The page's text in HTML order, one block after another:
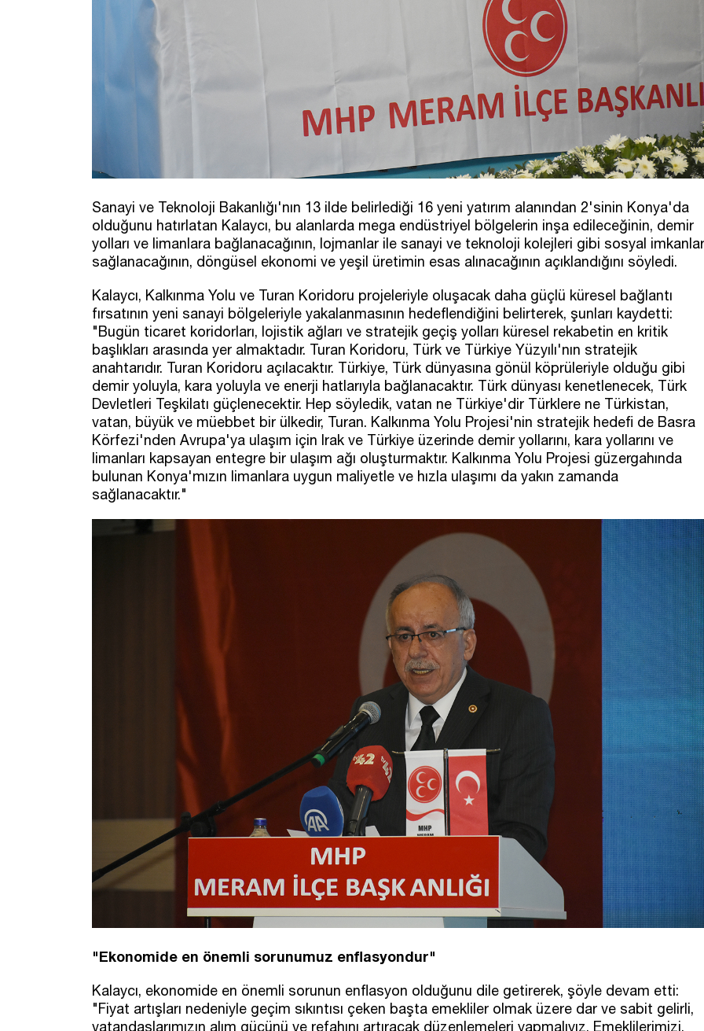
Sanayi ve Teknoloji Bakanlığı'nın 13 ilde belirlediği 16 yeni yatırım alanından 2'sinin Konya'da
olduğunu hatırlatan Kalaycı, bu alanlarda mega endüstriyel bölgelerin inşa edileceğinin, demir
yolları ve limanlara bağlanacağının, lojmanlar ile sanayi ve teknoloji kolejleri gibi sosyal imkanlar
sağlanacağının, döngüsel ekonomi ve yeşil üretimin esas alınacağının açıklandığını söyledi.
Kalaycı, Kalkınma Yolu ve Turan Koridoru projeleriyle oluşacak daha güçlü küresel bağlantı
fırsatının yeni sanayi bölgeleriyle yakalanmasının hedeflendiğini belirterek, şunları kaydetti:
"Bugün ticaret koridorları, lojistik ağları ve stratejik geçiş yolları küresel rekabetin en kritik
başlıkları arasında yer almaktadır. Turan Koridoru, Türk ve Türkiye Yüzyılı'nın stratejik
anahtarıdır. Turan Koridoru açılacaktır. Türkiye, Türk dünyasına gönül köprüleriyle olduğu gibi
demir yoluyla, kara yoluyla ve enerji hatlarıyla bağlanacaktır. Türk dünyası kenetlenecek, Türk
Devletleri Teşkilatı güçlenecektir. Hep söyledik, vatan ne Türkiye'dir Türklere ne Türkistan,
vatan, büyük ve müebbet bir ülkedir, Turan. Kalkınma Yolu Projesi'nin stratejik hedefi de Basra
Körfezi'nden Avrupa'ya ulaşım için Irak ve Türkiye üzerinde demir yollarını, kara yollarını ve
limanları kapsayan entegre bir ulaşım ağı oluşturmaktır. Kalkınma Yolu Projesi güzergahında
bulunan Konya'mızın limanlara uygun maliyetle ve hızla ulaşımı da yakın zamanda
sağlanacaktır."
"Ekonomide en önemli sorunumuz enflasyondur"
Kalaycı, ekonomide en önemli sorunun enflasyon olduğunu dile getirerek, şöyle devam etti:
"Fiyat artışları nedeniyle geçim sıkıntısı çeken başta emekliler olmak üzere dar ve sabit gelirli,
vatandaşlarımızın alım gücünü ve refahını artıracak düzenlemeleri yapmalıyız. Emeklilerimizi,